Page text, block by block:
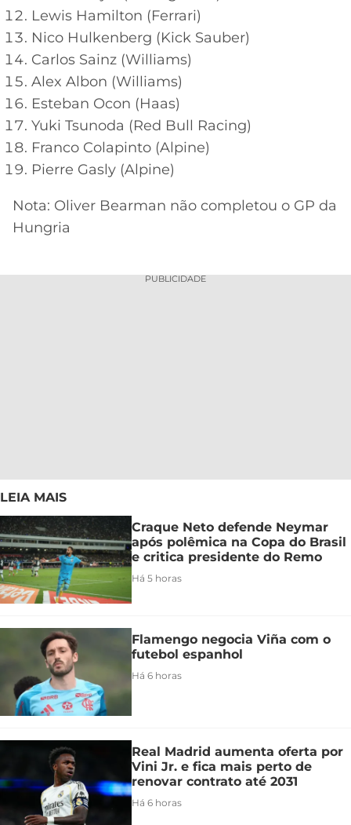
Lewis Hamilton (Ferrari)
Nico Hulkenberg (Kick Sauber)
Carlos Sainz (Williams)
Alex Albon (Williams)
Esteban Ocon (Haas)
Yuki Tsunoda (Red Bull Racing)
Franco Colapinto (Alpine)
Pierre Gasly (Alpine)
Nota: Oliver Bearman não completou o GP da
Hungria
PUBLICIDADE
LEIA MAIS
Craque Neto defende Neymar
após polêmica na Copa do Brasil
e critica presidente do Remo
Há 5 horas
Flamengo negocia Viña com o
futebol espanhol
Há 6 horas
Real Madrid aumenta oferta por
Vini Jr. e fica mais perto de
renovar contrato até 2031
Há 6 horas